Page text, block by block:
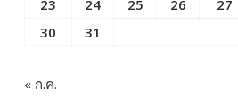
23
24 25 26 27
30
31
« ก.ค.